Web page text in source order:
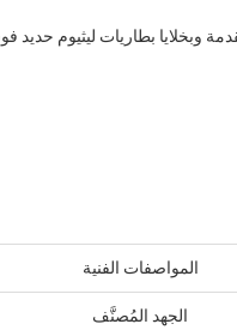
المواصفات الفنية
الجهد المُصنَّف